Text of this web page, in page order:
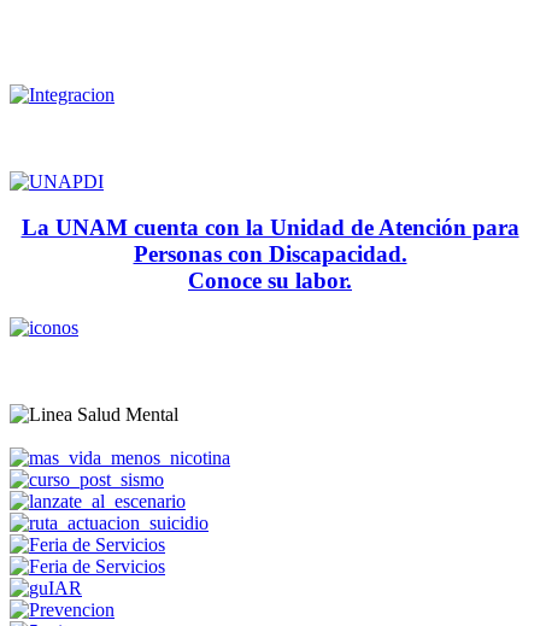
La UNAM cuenta con la Unidad de Atención para
Personas con Discapacidad.
Conoce su labor.